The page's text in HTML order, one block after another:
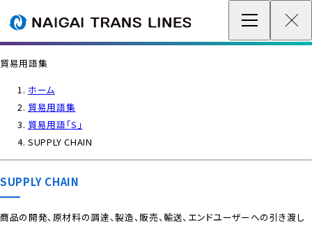
企業情報 / グローバルネットワーク
各種情報
貿易用語集
ホーム
貿易用語集
貿易用語「S」
SUPPLY CHAIN
SUPPLY CHAIN
商品の開発、原材料の調達、製造、販売、輸送、エンドユーザーへの引き渡し